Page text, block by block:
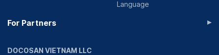
Language
For Partners ▸
DOCOSAN VIETNAM LLC